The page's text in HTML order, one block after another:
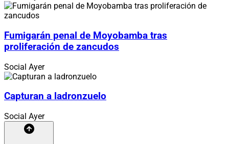
Fumigarán penal de Moyobamba tras
proliferación de zancudos
Social Ayer
Capturan a ladronzuelo
Social Ayer